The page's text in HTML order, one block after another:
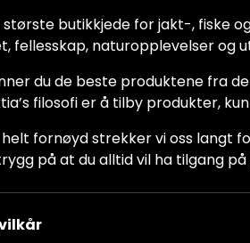
butikkjede for jakt-, fiske
fellesskap, naturopplevelser og
du de beste produktene fra
filosofi er å tilby produkter,
fornøyd strekker vi oss langt
på at du alltid vil ha tilgang